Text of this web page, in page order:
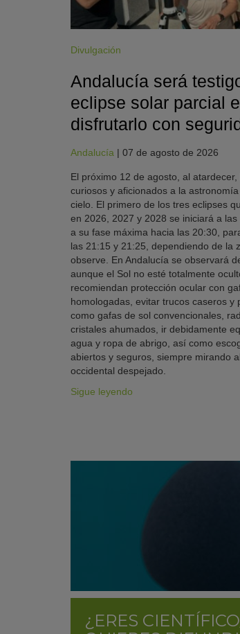
Divulgación
Andalucía será
eclipse solar parcial
disfrutarlo con
Andalucía | 07 de agosto de 2026
El próximo 12 de agosto, al
curiosos y aficionados a la
cielo. El primero de los tres eclipses
en 2026, 2027 y 2028 se iniciará a
a su fase máxima hacia las 20:30,
las 21:15 y 21:25, dependiendo de la
observe. En Andalucía se observará
aunque el Sol no esté totalmente
recomiendan protección ocular con
homologadas, evitar trucos caseros y
como gafas de sol convencionales,
cristales ahumados, ir debidamente
agua y ropa de abrigo, así como
abiertos y seguros, siempre mirando
occidental despejado.
Sigue leyendo
¿ERES